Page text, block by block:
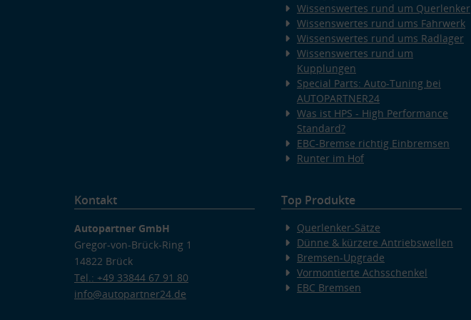
Wissenswertes rund um Querlenker
Wissenswertes rund ums Fahrwerk
Wissenswertes rund ums Radlager
Wissenswertes rund um
Kupplungen
Special Parts: Auto-Tuning bei
AUTOPARTNER24
Was ist HPS - High Performance
Standard?
EBC-Bremse richtig Einbremsen
Runter im Hof
Kontakt
Autopartner GmbH
Gregor-von-Brück-Ring 1
14822 Brück
Tel.: +49 33844 67 91 80
info@autopartner24.de
Top Produkte
Querlenker-Sätze
Dünne & kürzere Antriebswellen
Bremsen-Upgrade
Vormontierte Achsschenkel
EBC Bremsen